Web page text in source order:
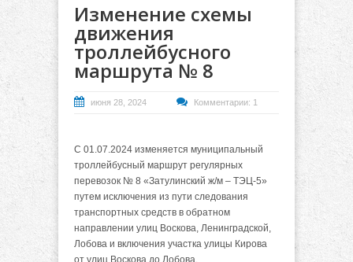
Изменение схемы
движения
троллейбусного
маршрута № 8
июня 28, 2024 Комментарии: 1
С 01.07.2024 изменяется муниципальный
троллейбусный маршрут регулярных
перевозок № 8 «Затулинский ж/м – ТЭЦ-5»
путем исключения из пути следования
транспортных средств в обратном
направлении улиц Воскова, Ленинградской,
Лобова и включения участка улицы Кирова
от улиц Воскова до Лобова.